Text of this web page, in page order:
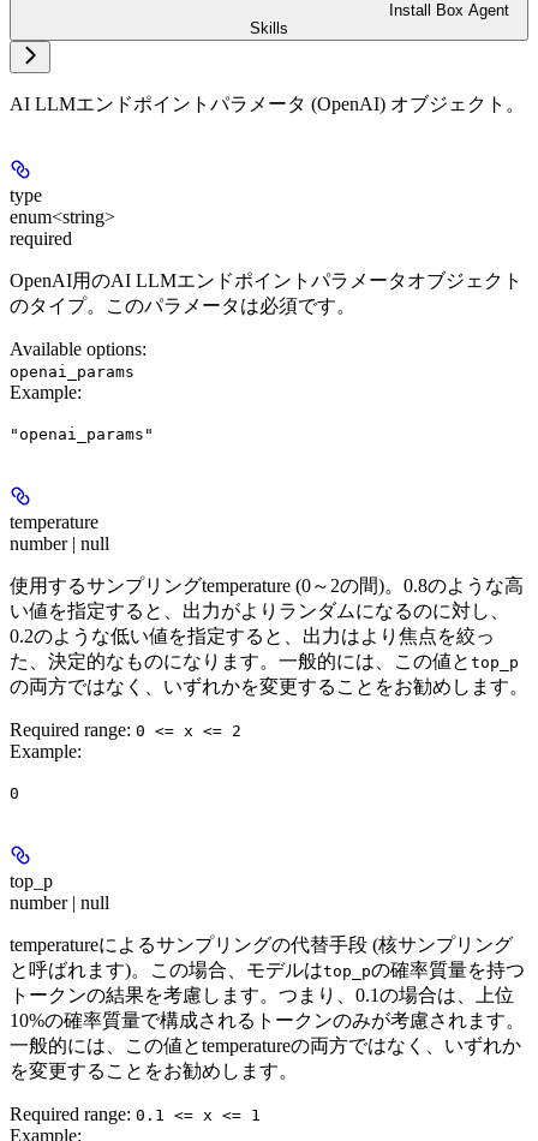
Install Box Agent
Skills
AI LLMエンドポイントパラメータ (OpenAI) オブジェクト。
type
enum<string>
required
OpenAI用のAI LLMエンドポイントパラメータオブジェクト
のタイプ。このパラメータは必須です。
Available options:
openai_params
Example:
"openai_params"
temperature
number | null
使用するサンプリングtemperature (0～2の間)。0.8のような高
い値を指定すると、出力がよりランダムになるのに対し、
0.2のような低い値を指定すると、出力はより焦点を絞っ
た、決定的なものになります。一般的には、この値と top_p
の両方ではなく、いずれかを変更することをお勧めします。
Required range: 0 <= x <= 2
Example:
0
top_p
number | null
temperatureによるサンプリングの代替手段 (核サンプリング
と呼ばれます)。この場合、モデルはtop_pの確率質量を持つ
トークンの結果を考慮します。つまり、0.1の場合は、上位
10%の確率質量で構成されるトークンのみが考慮されます。
一般的には、この値とtemperatureの両方ではなく、いずれか
を変更することをお勧めします。
Required range: 0.1 <= x <= 1
Example: